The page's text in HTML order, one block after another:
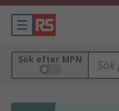
Sök efter MPN